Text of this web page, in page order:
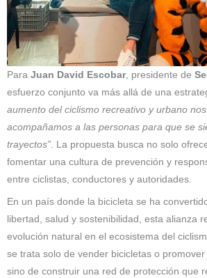
Para Juan David Escobar, presidente de
esfuerzo conjunto va más allá de una
aumento del ciclismo recreativo y urbano
acompañamos a las personas para que se
trayectos” . La propuesta busca no solo
fomentar una cultura de prevención y
entre ciclistas, conductores y autoridades.
En un país donde la bicicleta se ha
libertad, salud y sostenibilidad, esta alianza
evolución natural en el ecosistema del
se trata solo de vender bicicletas o promover
sino de construir una red de protección que